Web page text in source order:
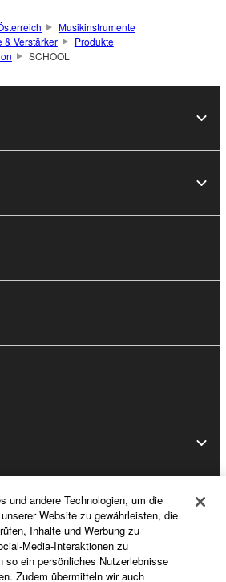
Musikinstrumente
& Verstärker
Produkte
SCHOOL
Music ID“
und andere Technologien, um die
Website zu gewährleisten, die
Inhalte und Werbung zu
Media-Interaktionen zu
so ein persönliches Nutzerlebnisse
Zudem übermitteln wir auch